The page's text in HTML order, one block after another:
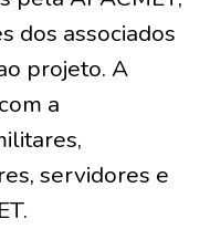
dos associados
projeto. A
a
servidores e